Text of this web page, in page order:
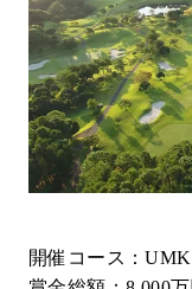
開催コース：